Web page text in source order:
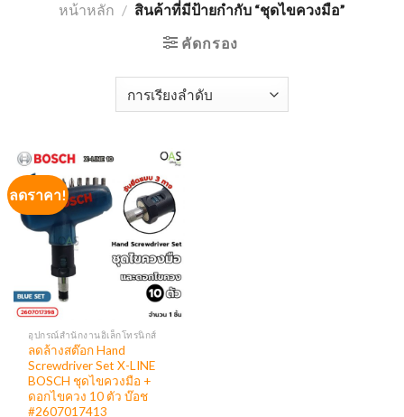
หน้าหลัก / สินค้าที่มีป้ายกำกับ “ชุดไขควงมือ”
คัดกรอง
ลดราคา!
อุปกรณ์สำนักงานอิเล็กโทรนิกส์
ลดล้างสต๊อก Hand
Screwdriver Set X-LINE
BOSCH ชุดไขควงมือ +
ดอกไขควง 10 ตัว บ๊อช
#2607017413